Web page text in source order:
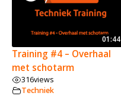
01:44
Training #4 – Overhaal
met schotarm
316views
Techniek